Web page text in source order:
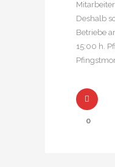
Deshalb
Betriebe
15:00 h.
0